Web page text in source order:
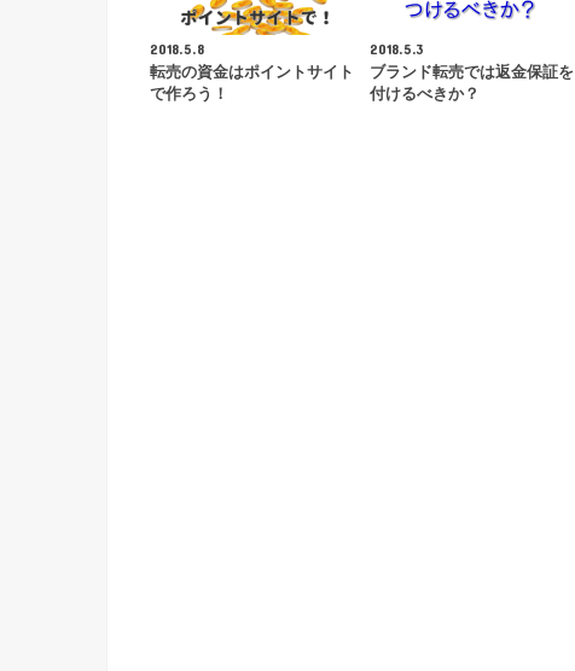
2018.5.8
転売の資金はポイントサイト
で作ろう！
2018.5.3
ブランド転売では返金保証を
付けるべきか？